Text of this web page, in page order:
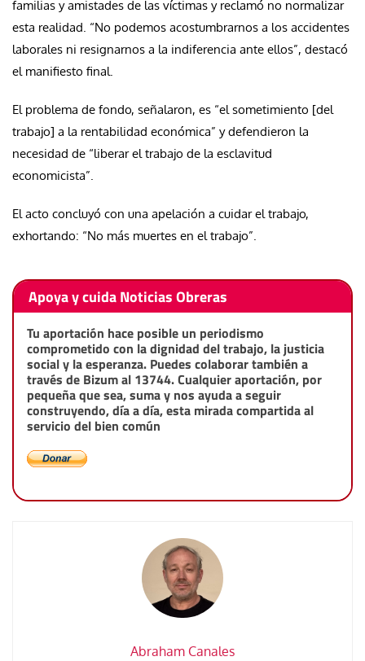
familias y amistades de las víctimas y reclamó no normalizar
esta realidad. “No podemos acostumbrarnos a los accidentes
laborales ni resignarnos a la indiferencia ante ellos”, destacó
el manifiesto final.
El problema de fondo, señalaron, es “el sometimiento [del
trabajo] a la rentabilidad económica” y defendieron la
necesidad de “liberar el trabajo de la esclavitud
economicista”.
El acto concluyó con una apelación a cuidar el trabajo,
exhortando: “No más muertes en el trabajo”.
Apoya y cuida Noticias Obreras
Tu aportación hace posible un periodismo
comprometido con la dignidad del trabajo, la justicia
social y la esperanza. Puedes colaborar también a
través de Bizum al 13744. Cualquier aportación, por
pequeña que sea, suma y nos ayuda a seguir
construyendo, día a día, esta mirada compartida al
servicio del bien común
Abraham Canales